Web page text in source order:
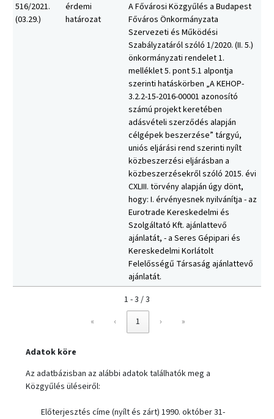
516/2021.
(03.29.)
érdemi
határozat
A Fővárosi Közgyűlés a Budapest
Főváros Önkormányzata
Szervezeti és Működési
Szabályzatáról szóló 1/2020. (II. 5.)
önkormányzati rendelet 1.
melléklet 5. pont 5.1 alpontja
szerinti hatáskörben „A KEHOP-
3.2.2-15-2016-00001 azonosító
számú projekt keretében
adásvételi szerződés alapján
célgépek beszerzése” tárgyú,
uniós eljárási rend szerinti nyílt
közbeszerzési eljárásban a
közbeszerzésekről szóló 2015. évi
CXLIII. törvény alapján úgy dönt,
hogy: I. érvényesnek nyilvánítja - az
Eurotrade Kereskedelmi és
Szolgáltató Kft. ajánlattevő
ajánlatát, - a Seres Gépipari és
Kereskedelmi Korlátolt
Felelősségű Társaság ajánlattevő
ajánlatát.
1 - 3 / 3
«
‹ 1 › »
Adatok köre
Az adatbázisban az alábbi adatok találhatók meg a
Közgyűlés üléseiről:
Előterjesztés címe (nyílt és zárt) 1990. október 31-